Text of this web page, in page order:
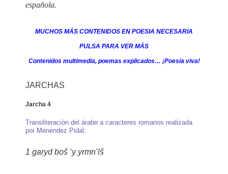
española.
MUCHOS MÁS CONTENIDOS EN POESIA NECESARIA
PULSA PARA VER MÁS
Contenidos multimedia, poemas explicados… ¡Poesía viva!
JARCHAS
Jarcha 4
Transliteración del árabe a caracteres romanos realizada
por Menéndez Pidal:
1 garyd boš ‘y yrmn’lš